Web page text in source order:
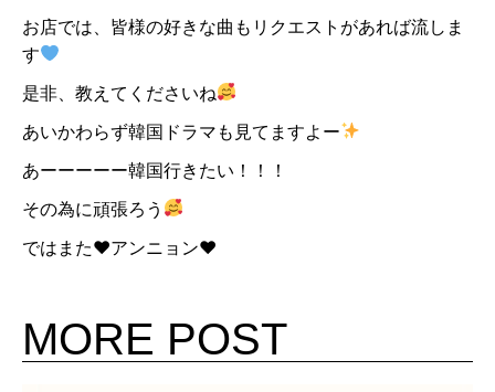
お店では、皆様の好きな曲もリクエストがあれば流しま
す
是非、教えてくださいね
あいかわらず韓国ドラマも見てますよー
あーーーーー韓国行きたい！！！
その為に頑張ろう
ではまた♥アンニョン♥
MORE POST